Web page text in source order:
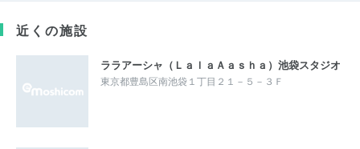
近くの施設
ララアーシャ（ＬａｌａＡａｓｈａ）池袋スタジオ
東京都豊島区南池袋１丁目２１－５－３Ｆ